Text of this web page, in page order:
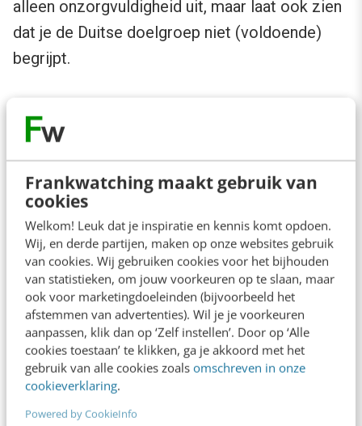
Frankwatching maakt gebruik van
cookies
Welkom! Leuk dat je inspiratie en kennis komt opdoen.
Wij, en derde partijen, maken op onze websites gebruik
van cookies. Wij gebruiken cookies voor het bijhouden
van statistieken, om jouw voorkeuren op te slaan, maar
ook voor marketingdoeleinden (bijvoorbeeld het
afstemmen van advertenties). Wil je je voorkeuren
aanpassen, klik dan op ‘Zelf instellen’. Door op ‘Alle
cookies toestaan’ te klikken, ga je akkoord met het
gebruik van alle cookies zoals omschreven in onze
cookieverklaring.
Powered by CookieInfo
alleen onzorgvuldigheid uit, maar laat ook zien
dat je de Duitse doelgroep niet (voldoende)
begrijpt.
PayPal, Giropay, bankoverschrijving, creditcard
en Klarna aan te bieden. Onderschat het gebruik
van PayPal niet, wantcirca 80% van de Duitsers
maakt gebruik van PayPal.
Andere groeiende betaalmethoden zijnvolgens
StatistaAmazon Pay, Apple Pay, Google Pay en
Masterpass. Het is verder belangrijk om erop
te letten dat je Nederlandse betaalmethoden
niet in het Duitse afrekenproces toont.
6) Onduidelijke informatie